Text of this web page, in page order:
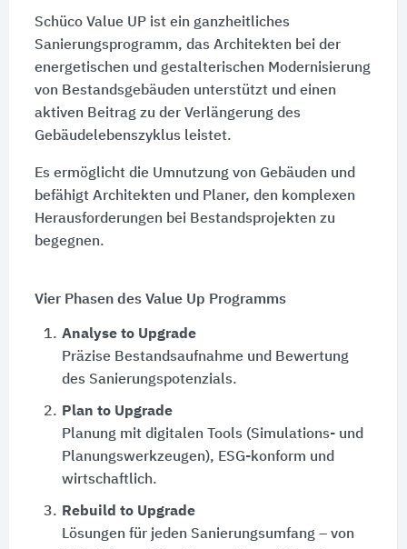
Schüco Value UP ist ein ganzheitliches
Sanierungsprogramm, das Architekten bei der
energetischen und gestalterischen Modernisierung
von Bestandsgebäuden unterstützt und einen
aktiven Beitrag zu der Verlängerung des
Gebäudelebenszyklus leistet.
Es ermöglicht die Umnutzung von Gebäuden und
befähigt Architekten und Planer, den komplexen
Herausforderungen bei Bestandsprojekten zu
begegnen.
Vier Phasen des Value Up Programms
1. Analyse to Upgrade
Präzise Bestandsaufnahme und Bewertung
des Sanierungspotenzials.
2. Plan to Upgrade
Planung mit digitalen Tools (Simulations- und
Planungswerkzeugen), ESG-konform und
wirtschaftlich.
3. Rebuild to Upgrade
Lösungen für jeden Sanierungsumfang – von